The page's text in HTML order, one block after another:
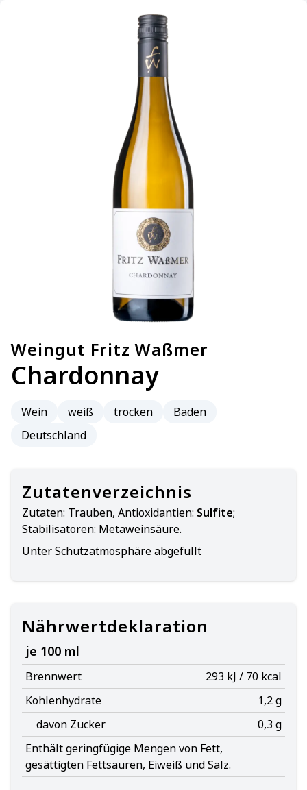
Weingut Fritz Waßmer
Chardonnay
Wein weiß trocken
Baden
Deutschland
Zutatenverzeichnis
Zutaten: Trauben, Antioxidantien: Sulfite;
Stabilisatoren: Metaweinsäure.
Unter Schutzatmosphäre abgefüllt
Nährwertdeklaration
je 100 ml
Brennwert
293 kJ / 70 kcal
Kohlenhydrate
1,2 g
davon Zucker
0,3 g
Enthält geringfügige Mengen von Fett,
gesättigten Fettsäuren, Eiweiß und Salz.